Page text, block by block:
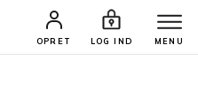
OPRET LOG IND MENU
SØG PROFIL